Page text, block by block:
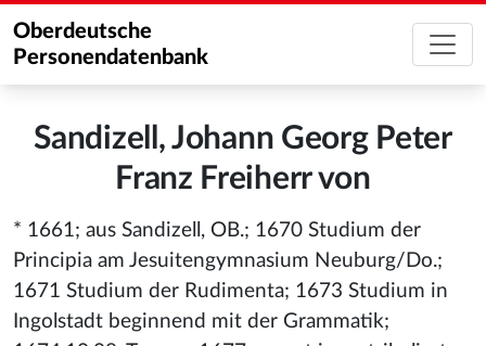
Oberdeutsche
Personendatenbank
Sandizell, Johann Georg Peter
Franz Freiherr von
* 1661; aus Sandizell, OB.; 1670 Studium der
Principia am Jesuitengymnasium Neuburg/Do.;
1671 Studium der Rudimenta; 1673 Studium in
Ingolstadt beginnend mit der Grammatik;